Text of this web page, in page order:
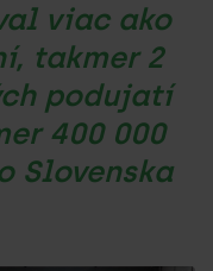
viac ako
takmer 2
podujatí
400 000
Slovenska